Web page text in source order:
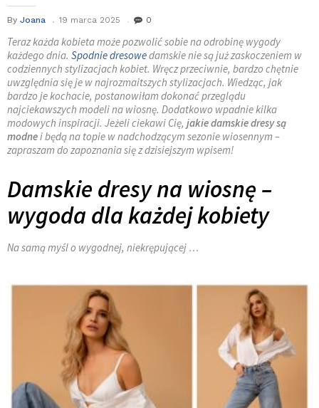
By Joana 19 marca 2025 0
Teraz każda kobieta może pozwolić sobie na odrobinę wygody
każdego dnia. Spodnie dresowedamskie nie są już zaskoczeniem w
codziennych stylizacjach kobiet. Wręcz przeciwnie, bardzo chętnie
uwzględnia się je w najrozmaitszych stylizacjach. Wiedząc, jak
bardzo je kochacie, postanowiłam dokonać przeglądu
najciekawszych modeli na wiosnę. Dodatkowo wpadnie kilka
modowych inspiracji. Jeżeli ciekawi Cię, jakie damskie dresy są
modnei będą na topie w nadchodzącym sezonie wiosennym –
zapraszam do zapoznania się z dzisiejszym wpisem!
Damskie dresy na wiosnę –
wygoda dla każdej kobiety
Na samą myśl o wygodnej, niekrępującej …